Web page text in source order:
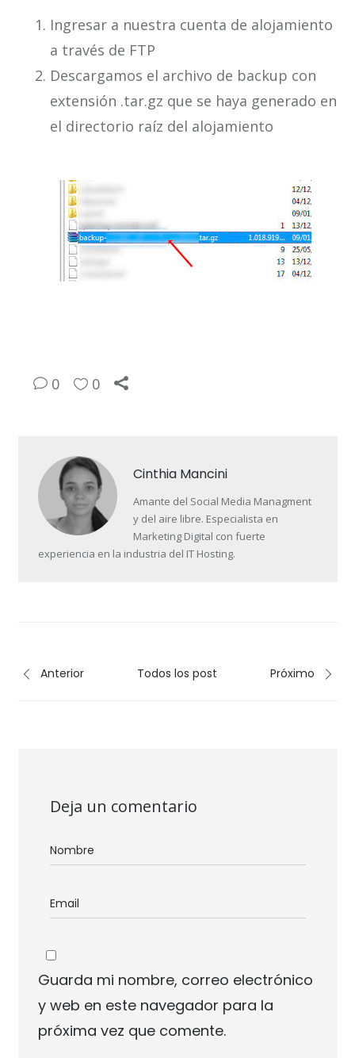
Ingresar a nuestra cuenta de alojamiento
a través de FTP
Descargamos el archivo de backup con
extensión .tar.gz que se haya generado en
el directorio raíz del alojamiento
0 0
Cinthia Mancini
Amante del Social Media Managment
y del aire libre. Especialista en
Marketing Digital con fuerte
experiencia en la industria del IT Hosting.
Anterior Todos los post Próximo
Deja un comentario
Guarda mi nombre, correo electrónico
y web en este navegador para la
próxima vez que comente.